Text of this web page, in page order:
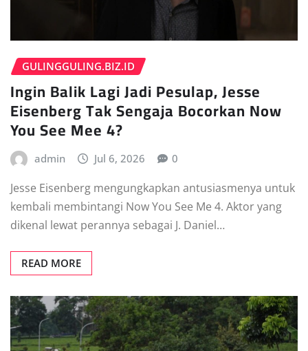
GULINGGULING.BIZ.ID
Ingin Balik Lagi Jadi Pesulap, Jesse
Eisenberg Tak Sengaja Bocorkan Now
You See Mee 4?
admin Jul 6, 2026 0
Jesse Eisenberg mengungkapkan antusiasmenya untuk
kembali membintangi Now You See Me 4. Aktor yang
dikenal lewat perannya sebagai J. Daniel…
READ MORE